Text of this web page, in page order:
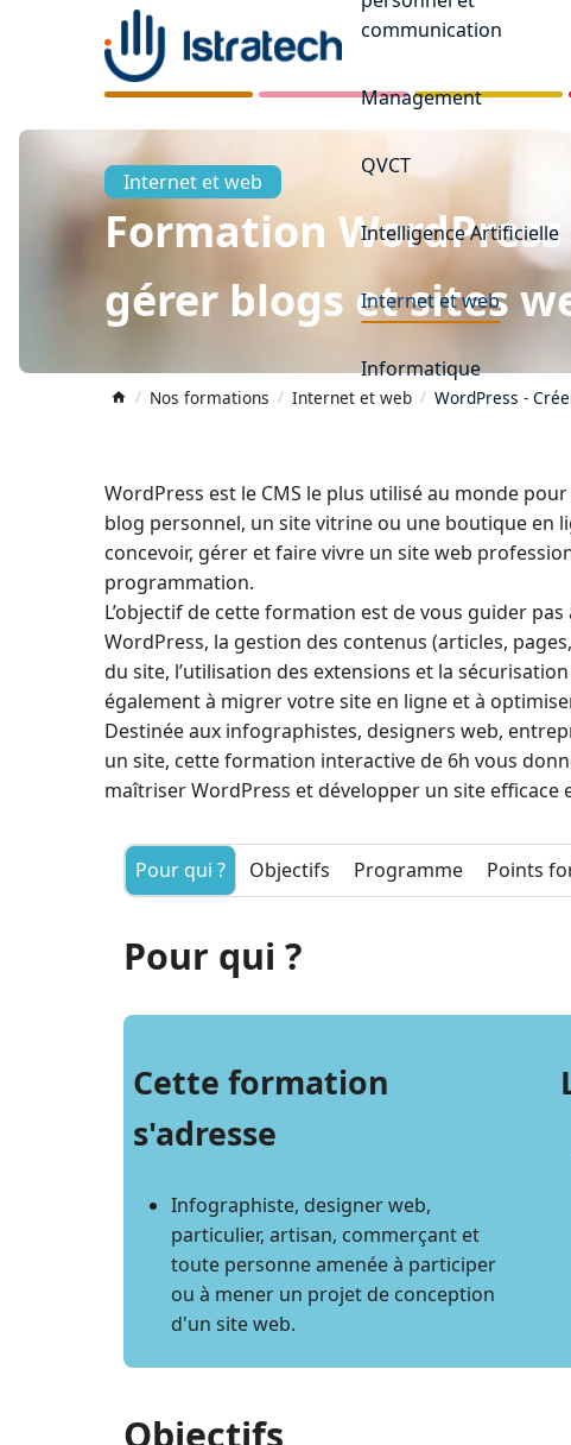
communication
Management
QVCT
Intelligence Artificielle
Internet et web
Informatique
Internet et web
Formation
gérer blogs et sites
Nos formations Internet et web WordPress -
WordPress est le CMS le plus utilisé au monde
blog personnel, un site vitrine ou une boutique en
concevoir, gérer et faire vivre un site web
programmation.
L’objectif de cette formation est de vous guider
WordPress, la gestion des contenus (articles,
du site, l’utilisation des extensions et la
également à migrer votre site en ligne et à
Destinée aux infographistes, designers web,
un site, cette formation interactive de 6h vous
maîtriser WordPress et développer un site efficace
Pour qui ? Objectifs Programme Points
Pour qui ?
Cette formation
s'adresse
Infographiste, designer web,
particulier, artisan, commerçant et
toute personne amenée à participer
ou à mener un projet de conception
d'un site web.
Objectifs